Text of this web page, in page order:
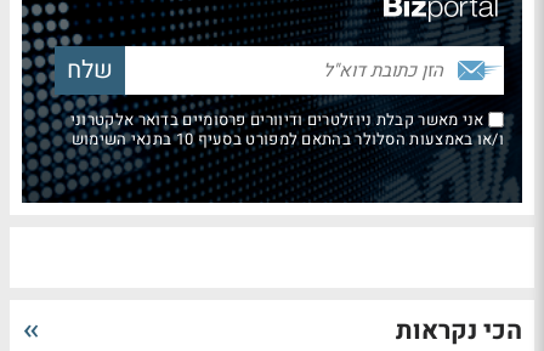
אני מאשר קבלת ניוזלטרים ודיוורים פרסומיים בדואר אלקטרוני
ו/או באמצעות הסלולר בהתאם למפורט בסעיף 10 בתנאי השימוש
הכי נקראות